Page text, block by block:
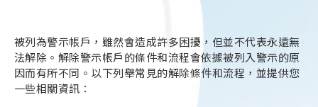
被列為警示帳戶，雖然會造成許多困擾，但並不代表永遠無
法解除。解除警示帳戶的條件和流程會依據被列入警示的原
因而有所不同。以下列舉常見的解除條件和流程，並提供您
一些相關資訊：